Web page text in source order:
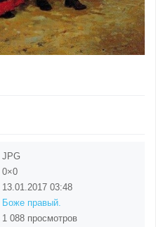
JPG
0×0
13.01.2017 03:48
Боже правый.
1 088 просмотров